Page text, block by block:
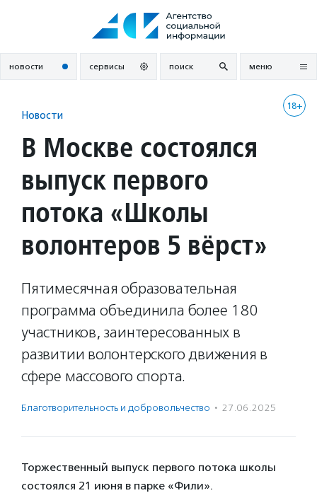
новости сервисы поиск меню
18+
Новости
В Москве состоялся
выпуск первого
потока «Школы
волонтеров 5 вёрст»
Пятимесячная образовательная
программа объединила более 180
участников, заинтересованных в
развитии волонтерского движения в
сфере массового спорта.
Благотвори­тель­ность и доброволь­чест­во · 27.06.2025
Торжественный выпуск первого потока школы
состоялся 21 июня в парке «Фили».